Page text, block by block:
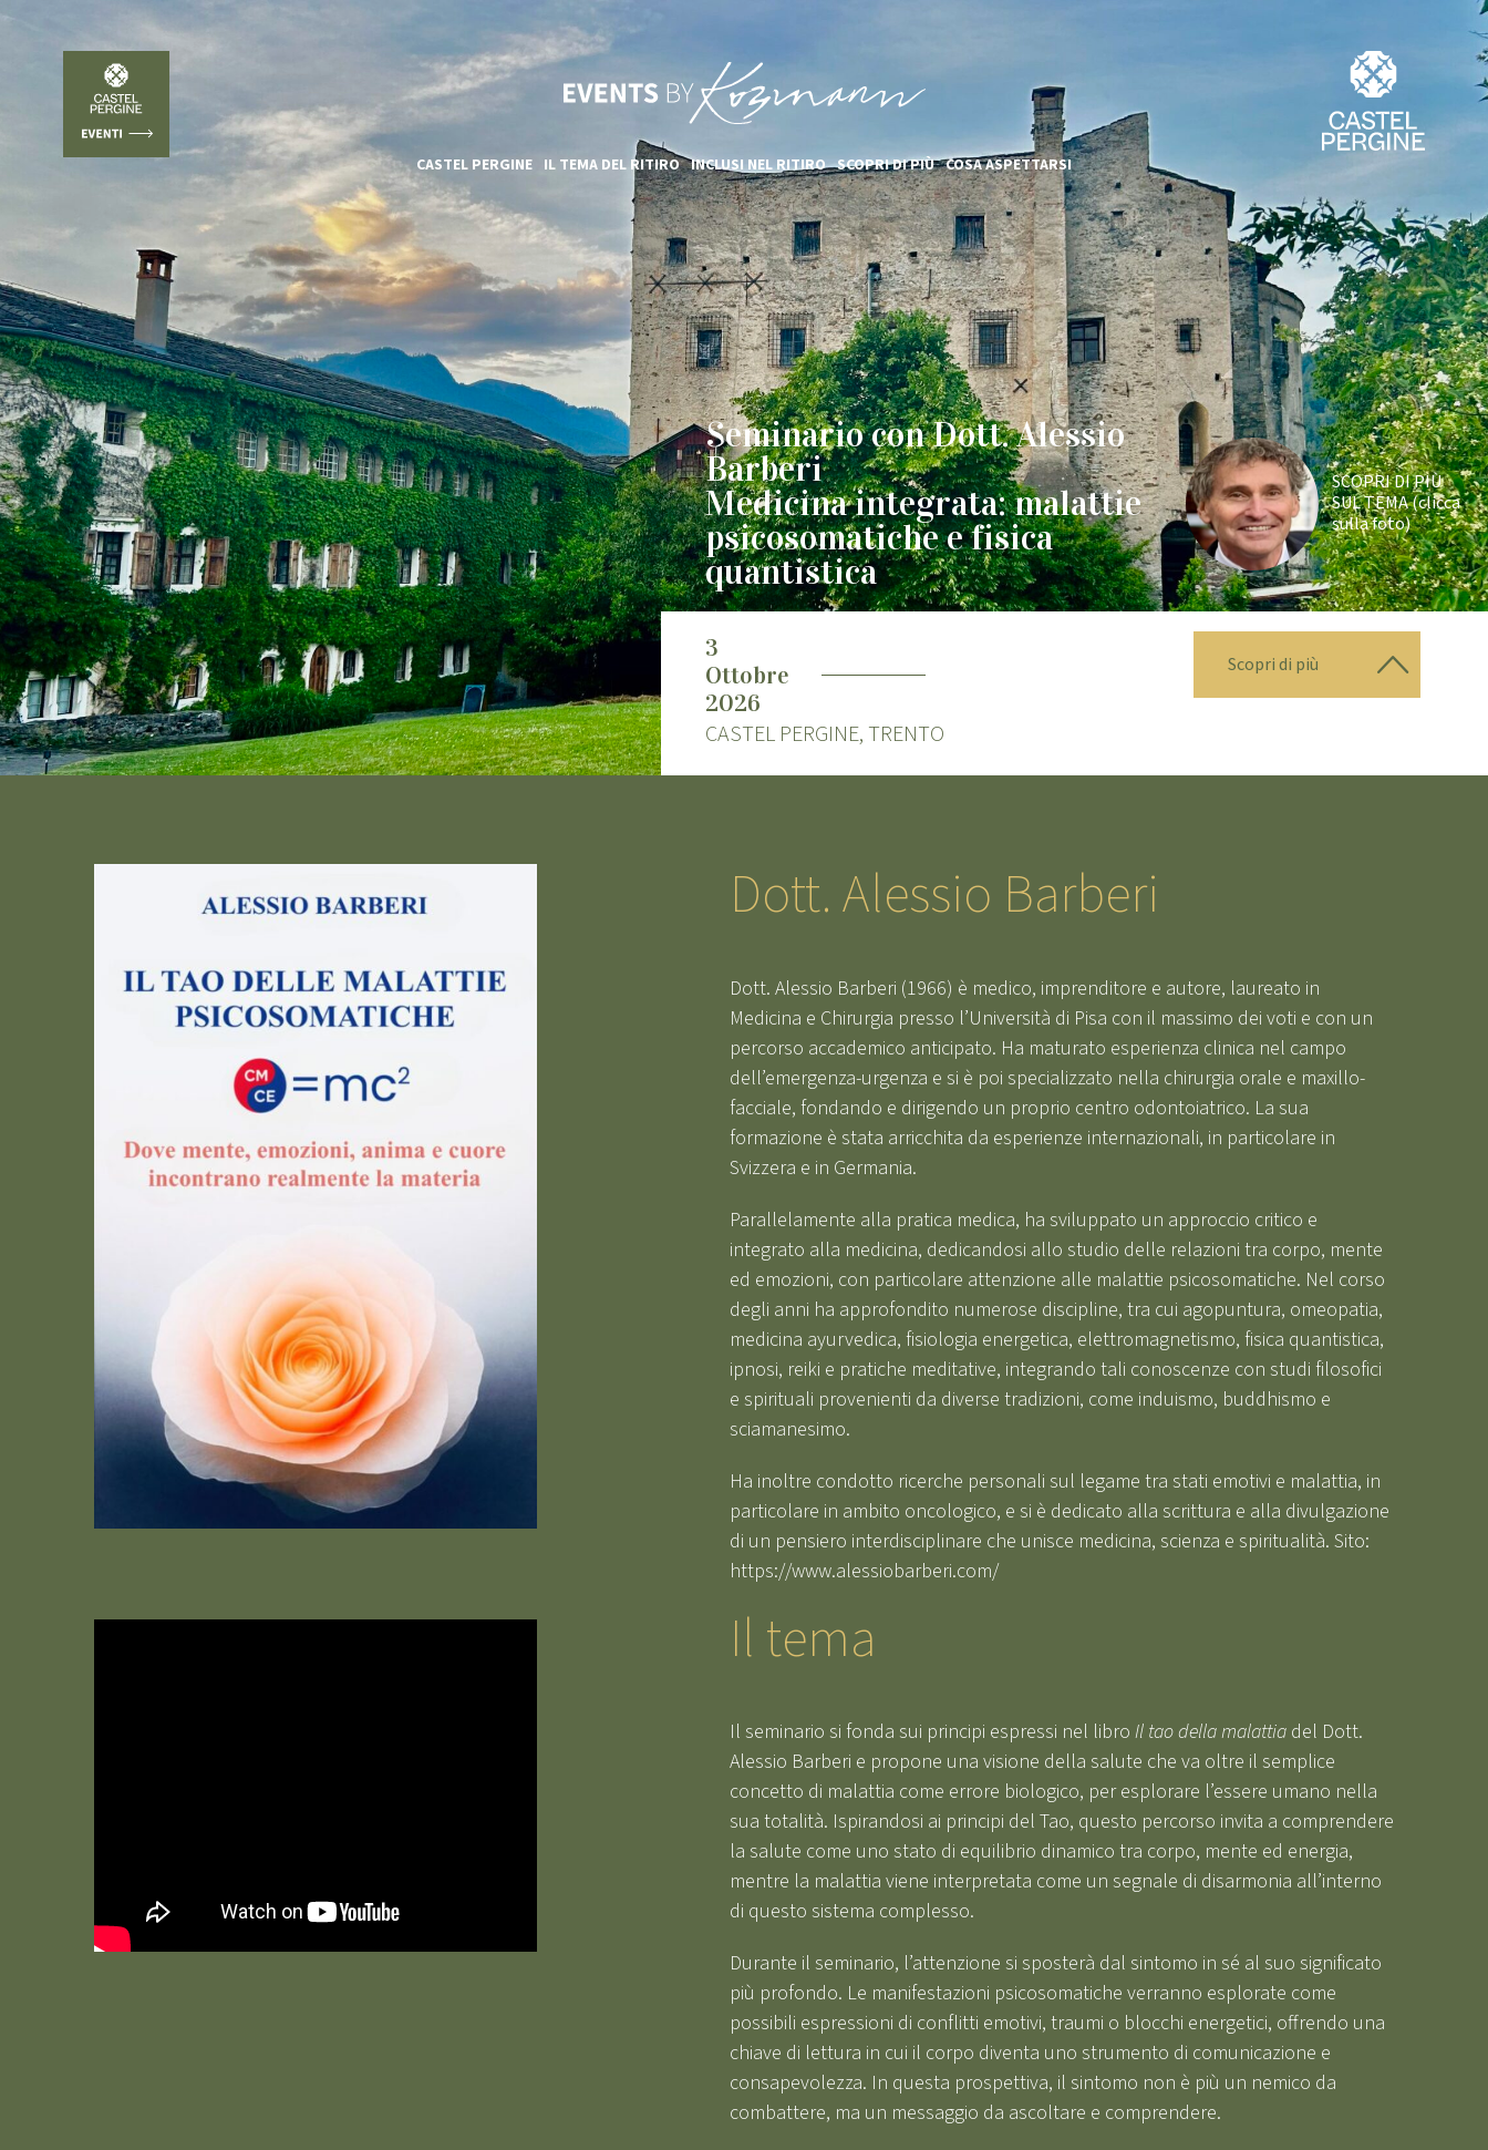
CASTEL PERGINE IL TEMA DEL RITIRO INCLUSI NEL RITIRO SCOPRI DI PIÙ COSA ASPETTARSI
Scopri di più
Seminario con Dott. Alessio
Barberi
Medicina integrata: malattie
psicosomatiche e fisica
quantistica
SCOPRI DI PIÙ
SUL TEMA (clicca
sulla foto)
3
Ottobre
2026
CASTEL PERGINE, TRENTO
Dott. Alessio Barberi
Dott. Alessio Barberi (1966) è medico, imprenditore e autore, laureato in
Medicina e Chirurgia presso l’Università di Pisa con il massimo dei voti e con un
percorso accademico anticipato. Ha maturato esperienza clinica nel campo
dell’emergenza-urgenza e si è poi specializzato nella chirurgia orale e maxillo-
facciale, fondando e dirigendo un proprio centro odontoiatrico. La sua
formazione è stata arricchita da esperienze internazionali, in particolare in
Svizzera e in Germania.
Parallelamente alla pratica medica, ha sviluppato un approccio critico e
integrato alla medicina, dedicandosi allo studio delle relazioni tra corpo, mente
ed emozioni, con particolare attenzione alle malattie psicosomatiche. Nel corso
degli anni ha approfondito numerose discipline, tra cui agopuntura, omeopatia,
medicina ayurvedica, fisiologia energetica, elettromagnetismo, fisica quantistica,
ipnosi, reiki e pratiche meditative, integrando tali conoscenze con studi filosofici
e spirituali provenienti da diverse tradizioni, come induismo, buddhismo e
sciamanesimo.
Ha inoltre condotto ricerche personali sul legame tra stati emotivi e malattia, in
particolare in ambito oncologico, e si è dedicato alla scrittura e alla divulgazione
di un pensiero interdisciplinare che unisce medicina, scienza e spiritualità. Sito:
https://www.alessiobarberi.com/
Il tema
Il seminario si fonda sui principi espressi nel libro Il tao della malattiadel Dott.
Alessio Barberi e propone una visione della salute che va oltre il semplice
concetto di malattia come errore biologico, per esplorare l’essere umano nella
sua totalità. Ispirandosi ai principi del Tao, questo percorso invita a comprendere
la salute come uno stato di equilibrio dinamico tra corpo, mente ed energia,
mentre la malattia viene interpretata come un segnale di disarmonia all’interno
di questo sistema complesso.
Durante il seminario, l’attenzione si sposterà dal sintomo in sé al suo significato
più profondo. Le manifestazioni psicosomatiche verranno esplorate come
possibili espressioni di conflitti emotivi, traumi o blocchi energetici, offrendo una
chiave di lettura in cui il corpo diventa uno strumento di comunicazione e
consapevolezza. In questa prospettiva, il sintomo non è più un nemico da
combattere, ma un messaggio da ascoltare e comprendere.